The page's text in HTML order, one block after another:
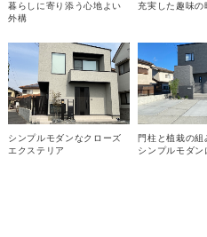
暮らしに寄り添う心地よい
外構
充実した趣味の
シンプルモダンなクローズ
エクステリア
門柱と植栽の組
シンプルモダン